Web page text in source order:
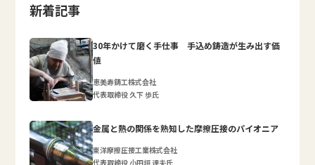
新着記事
30年かけて磨く手仕事 手込め鋳造が生み出す価
値
恵美寿鋳工株式会社
代表取締役 久下 歩氏
金属と熱の関係を熟知した摩擦圧接のパイオニア
東洋摩擦圧接工業株式会社
代表取締役 小田垣 達夫氏